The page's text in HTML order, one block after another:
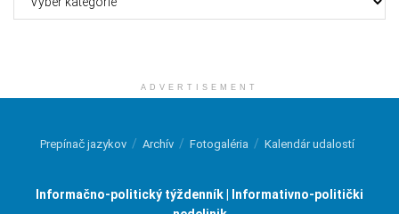
ADVERTISEMENT
Prepínač jazykov Archív Fotogaléria Kalendár udalostí
Informačno-politický týždenník | Informativno-politički